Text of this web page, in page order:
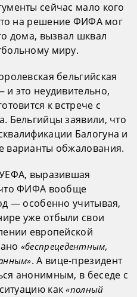
сейчас мало кого
на решение ФИФА мог
дома, вызвал шквал
миру.
бельгийская
это неудивительно,
к встрече с
Бельгийцы заявили, что
Балогуна и
варианты обжалования.
выразившая
ФИФА вообще
— особенно учитывая,
уже отбыли свои
европейской
«беспрецедентным,
. А вице-президент
анонимным, в беседе с
как«полный